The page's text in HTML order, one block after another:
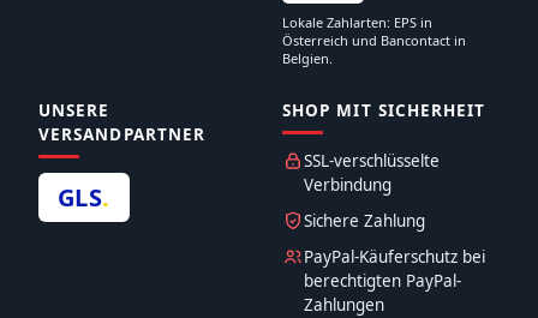
Lokale Zahlarten: EPS in
Österreich und Bancontact in
Belgien.
UNSERE
VERSANDPARTNER
GLS.
SHOP MIT SICHERHEIT
SSL-verschlüsselte
Verbindung
Sichere Zahlung
PayPal-Käuferschutz bei
berechtigten PayPal-
Zahlungen